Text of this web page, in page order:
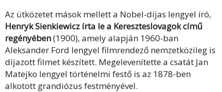
Az ütközetet mások mellett a Nobel-díjas lengyel író,
Henryk Sienkiewicz írta le a Kereszteslovagok című
regényében(1900), amely alapján 1960-ban
Aleksander Ford lengyel filmrendező nemzetközileg is
díjazott filmet készített. Megelevenítette a csatát Jan
Matejko lengyel történelmi festő is az 1878-ben
alkotott grandiózus festményével.